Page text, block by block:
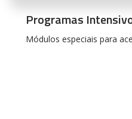
Programas
Módulos especiais para